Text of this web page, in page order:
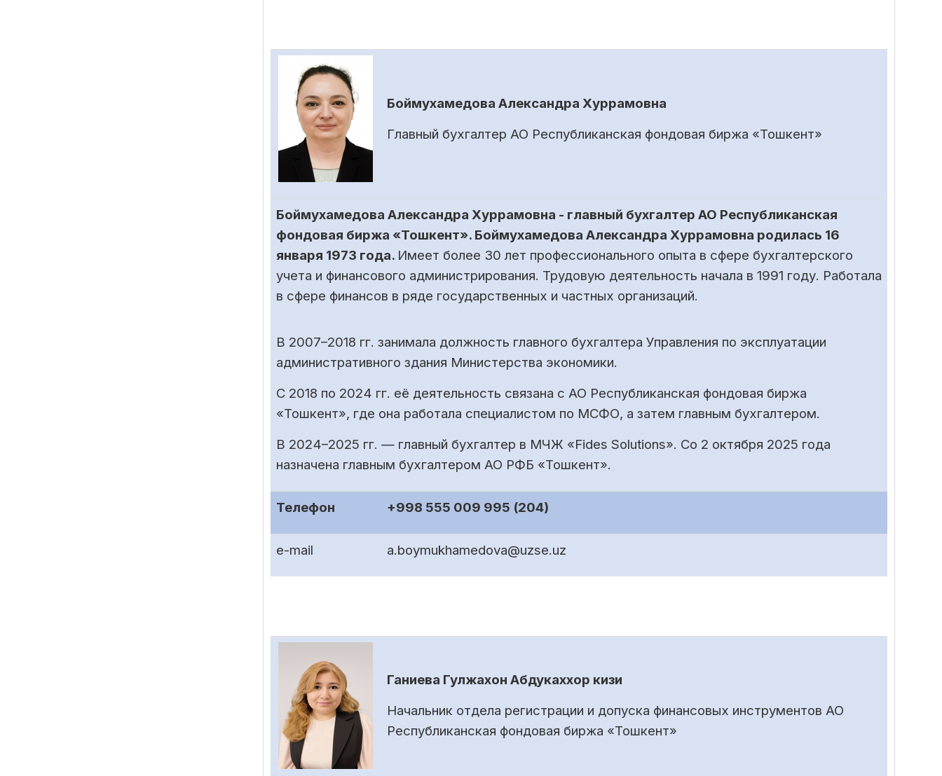
Боймухамедова Александра Хуррамовна
Главный бухгалтер АО Республиканская фондовая биржа «Тошкент»
Боймухамедова Александра Хуррамовна - главный бухгалтер АО Республиканская
фондовая биржа «Тошкент». Боймухамедова Александра Хуррамовна родилась 16
января 1973 года. Имеет более 30 лет профессионального опыта в сфере бухгалтерского
учета и финансового администрирования. Трудовую деятельность начала в 1991 году. Работала
в сфере финансов в ряде государственных и частных организаций.
В 2007–2018 гг. занимала должность главного бухгалтера Управления по эксплуатации
административного здания Министерства экономики.
С 2018 по 2024 гг. её деятельность связана с АО Республиканская фондовая биржа
«Тошкент», где она работала специалистом по МСФО, а затем главным бухгалтером.
В 2024–2025 гг. — главный бухгалтер в МЧЖ «Fides Solutions». Со 2 октября 2025 года
назначена главным бухгалтером АО РФБ «Тошкент».
Телефон +998 555 009 995 (204)
e-mail a.boymukhamedova@uzse.uz
Ганиева Гулжахон Абдукаххор кизи
Начальник отдела регистрации и допуска финансовых инструментов АО
Республиканская фондовая биржа «Тошкент»